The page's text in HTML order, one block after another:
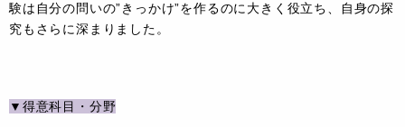
験は自分の問いの”きっかけ”を作るのに大きく役立ち、自身の探
究もさらに深まりました。
▼得意科目・分野